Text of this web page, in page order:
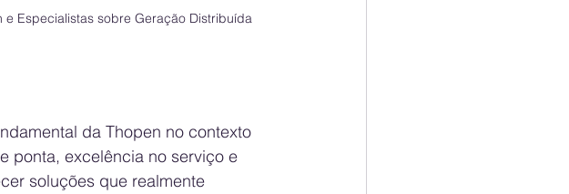
Especialistas sobre Geração Distribuída
da Thopen no contexto
ponta, excelência no serviço e
soluções que realmente